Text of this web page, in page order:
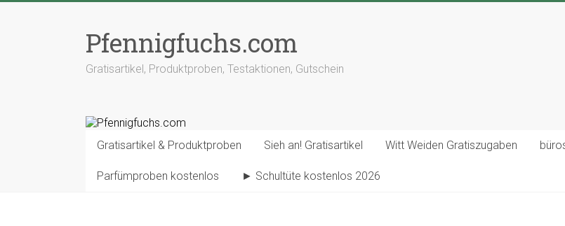
Pfennigfuchs.com
Gratisartikel, Produktproben, Testaktionen, Gutschein
Gratisartikel & Produktproben Sieh an! Gratisartikel Witt Weiden Gratiszugaben
Parfümproben kostenlos ► Schultüte kostenlos 2026